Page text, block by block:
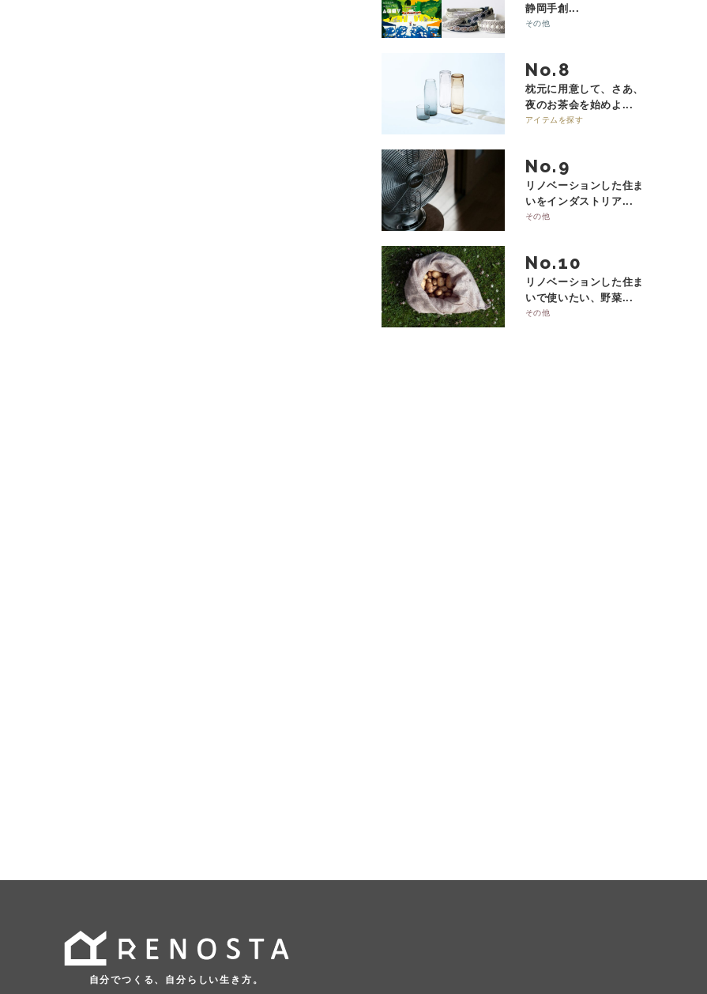
静岡手創...
その他
No.
枕元に用意して、さあ、
夜のお茶会を始めよ...
アイテムを探す
No.
リノベーションした住ま
いをインダストリア...
その他
No.
リノベーションした住ま
いで使いたい、野菜...
その他
自分でつくる、自分らしい生き方。